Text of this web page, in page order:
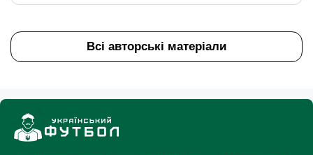
Всі авторські матеріали